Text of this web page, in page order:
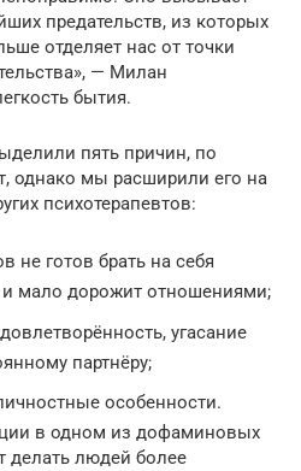
предательств, из которых
отделяет нас от точки
— Милан
бытия.
пять причин, по
однако мы расширили его на
психотерапевтов:
не готов брать на себя
и мало дорожит отношениями;
угасание
партнёру;
особенности.
в одном из дофаминовых
делать людей более